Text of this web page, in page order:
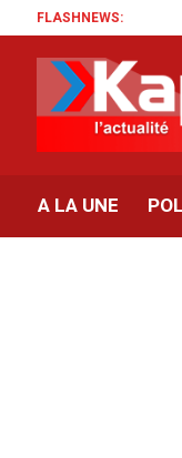
FLASHNEWS:
A LA UNE